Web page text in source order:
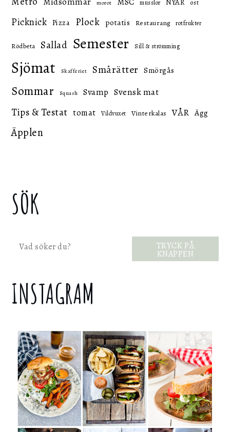
morot musslor NYÅR ost
Picknick Pizza Plock potatis Restaurang rotfrukter
Rödbeta Sallad Semester Sill & strömming
Sjömat Skafferiet Smårätter Smörgås
Sommar Squash Svamp Svensk mat
Tips & Testat tomat Vildvuxet Vinterkalas VÅR Ägg
Äpplen
SÖK
Sök TRYCK PÅ
KNAPPEN
INSTAGRAM